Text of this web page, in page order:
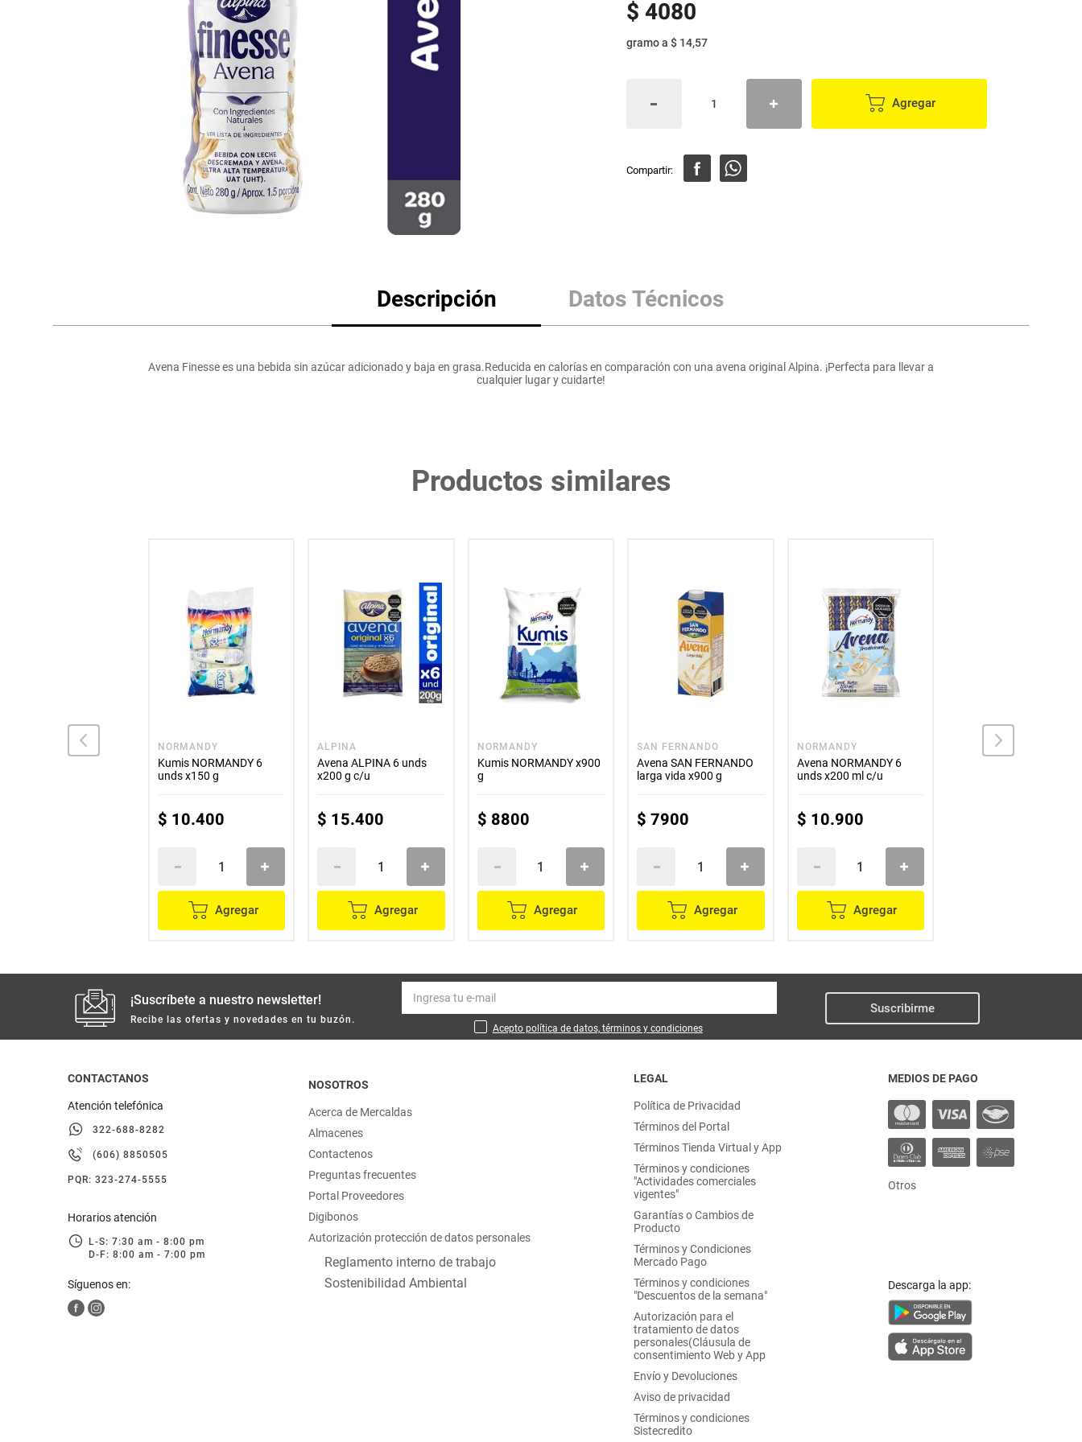
lácteos y refrigerados
otros
$4080
gramoa $ 14,57
Agregar
Descripción Datos Técnicos
Avena Finesse es una bebida sin azúcar adicionado y baja en grasa.Reducida en calorías en comparación con una avena original Alpina. ¡Perfecta para llevar a
cualquier lugar y cuidarte!
Productos similares
NORMANDY
Kumis NORMANDY 6
unds x150 g
$ 10.400
Agregar
ALPINA
Avena ALPINA 6 unds
x200 g c/u
$ 15.400
Agregar
NORMANDY
Kumis NORMANDY x900
g
$ 8800
Agregar
SAN FERNANDO
Avena SAN FERNANDO
larga vida x900 g
$ 7900
Agregar
NORMANDY
Avena NORMANDY 6
unds x200 ml c/u
$ 10.900
Agregar
ALPINA
¡Suscríbete a nuestro newsletter!
Recibe las ofertas y novedades en tu buzón.
Acepto política de datos, términos y condiciones
Suscribirme
CONTACTANOS
Atención telefónica
322-688-8282
(606) 8850505
PQR: 323-274-5555
Horarios atención
L-S: 7:30 am - 8:00 pm
D-F: 8:00 am - 7:00 pm
Síguenos en:
NOSOTROS
Acerca de Mercaldas
Almacenes
Contactenos
Preguntas frecuentes
Portal Proveedores
Digibonos
Autorización protección de datos personales
Reglamento interno de trabajo
Sostenibilidad Ambiental
LEGAL
Política de Privacidad
Términos del Portal
Términos Tienda Virtual y App
Términos y condiciones
"Actividades comerciales
vigentes"
Garantías o Cambios de
Producto
Términos y Condiciones
Mercado Pago
Términos y condiciones
"Descuentos de la semana"
Autorización para el
tratamiento de datos
personales(Cláusula de
consentimiento Web y App
Envío y Devoluciones
Aviso de privacidad
Términos y condiciones
Sistecredito
MEDIOS DE PAGO
Otros
Descarga la app:
Mantequilla